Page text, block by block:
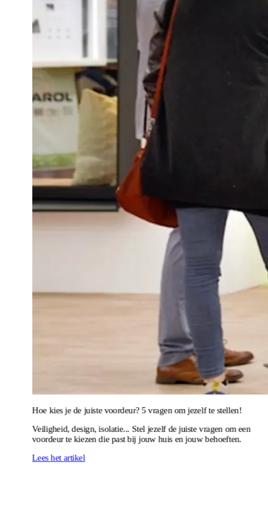
Hoe kies je de juiste voordeur? 5 vragen om jezelf te stellen!
Veiligheid, design, isolatie... Stel jezelf de juiste vragen om een
voordeur te kiezen die past bij jouw huis en jouw behoeften.
Lees het artikel